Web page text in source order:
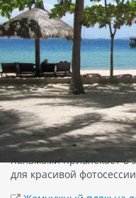
Жемчужный пляж в
залива Камрань,
Для посещения этого
потребуется оплатить
донгов.
Этот пляж отличается
нем можно увидеть
формы, вокруг которых
мостики и красивый
пустынного
пальмами привлекает в
для красивой